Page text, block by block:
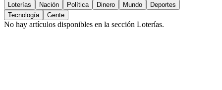
Loterías Nación Política Dinero Mundo
Deportes
Tecnología
Gente
No hay artículos disponibles en la sección Loterías.